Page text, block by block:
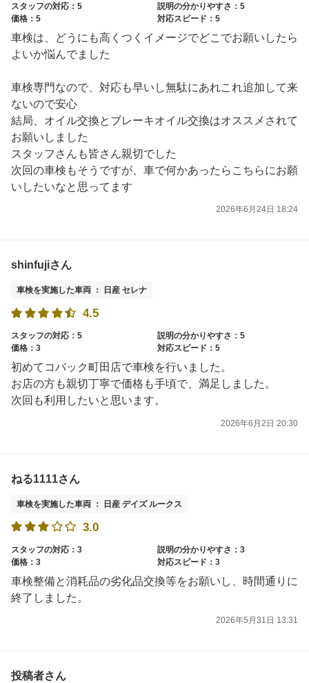
スタッフの対応：5
説明の分かりやすさ：5
価格：5
対応スピード：5
車検は、どうにも高くつくイメージでどこでお願いしたら
よいか悩んでました
車検専門なので、対応も早いし無駄にあれこれ追加して来
ないので安心
結局、オイル交換とブレーキオイル交換はオススメされて
お願いしました
スタッフさんも皆さん親切でした
次回の車検もそうですが、車で何かあったらこちらにお願
いしたいなと思ってます
2026年6月24日 18:24
shinfujiさん
車検を実施した車両 ： 日産 セレナ
4.5
スタッフの対応：5
説明の分かりやすさ：5
価格：3
対応スピード：5
初めてコバック町田店で車検を行いました。
お店の方も親切丁寧で価格も手頃で、満足しました。
次回も利用したいと思います。
2026年6月2日 20:30
ねる1111さん
車検を実施した車両 ： 日産 デイズ ルークス
3.0
スタッフの対応：3
説明の分かりやすさ：3
価格：3
対応スピード：3
車検整備と消耗品の劣化品交換等をお願いし、時間通りに
終了しました。
2026年5月31日 13:31
投稿者さん